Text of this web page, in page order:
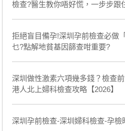
檢查?醫生教你唔好慌，一步步跟
拒絕盲目備孕!深圳孕前檢查必做
乜?點解地貧基因篩查咁重要?
深圳做性激素六項幾多錢？檢查前
港人北上婦科檢查攻略【2026】
深圳孕前檢查-深圳婦科檢查-孕檢